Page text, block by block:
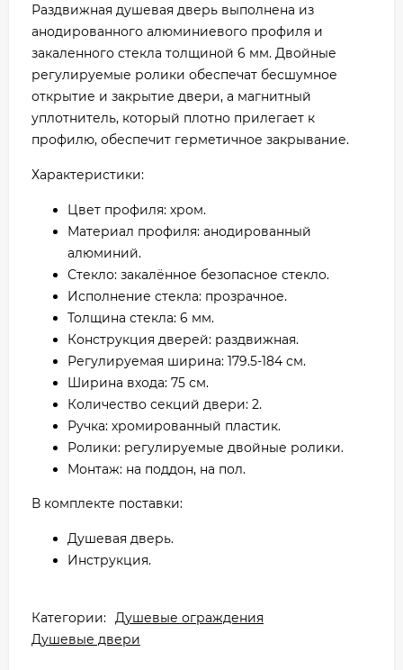
Раздвижная душевая дверь выполнена из
анодированного алюминиевого профиля и
закаленного стекла толщиной 6 мм. Двойные
регулируемые ролики обеспечат бесшумное
открытие и закрытие двери, а магнитный
уплотнитель, который плотно прилегает к
профилю, обеспечит герметичное закрывание.
Характеристики:
Цвет профиля: хром.
Материал профиля: анодированный
алюминий.
Стекло: закалённое безопасное стекло.
Исполнение стекла: прозрачное.
Толщина стекла: 6 мм.
Конструкция дверей: раздвижная.
Регулируемая ширина: 179.5-184 см.
Ширина входа: 75 см.
Количество секций двери: 2.
Ручка: хромированный пластик.
Ролики: регулируемые двойные ролики.
Монтаж: на поддон, на пол.
В комплекте поставки:
Душевая дверь.
Инструкция.
Категории: Душевые ограждения
Душевые двери